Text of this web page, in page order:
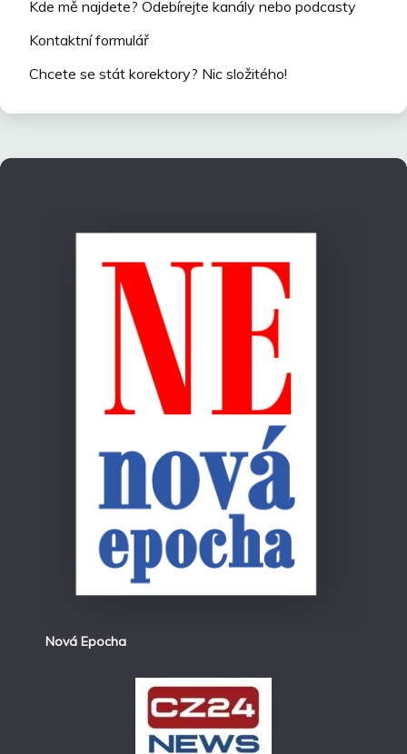
Kde mě najdete? Odebírejte kanály nebo podcasty
Kontaktní formulář
Chcete se stát korektory? Nic složitého!
Nová Epocha